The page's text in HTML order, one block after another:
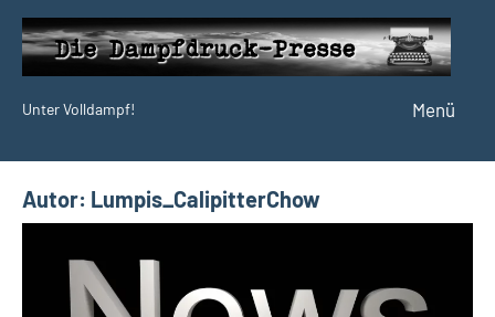
Zum
Inhalt
springen
Dampfdruck-
Presse
Unter Volldampf! Menü
Autor: Lumpis_CalipitterChow